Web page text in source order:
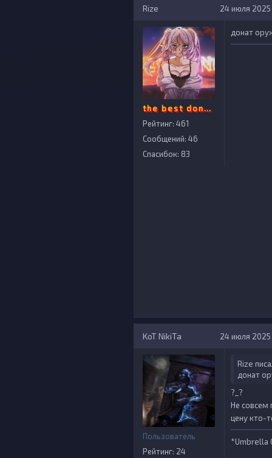
Rize 24 июля 2025
the best donater
Рейтинг: 461
Сообщений: 46
Спасибок: 83
донат
KoT NikiTa 24 июля 2025
Пользователь
Рейтинг: 24
Rize
донат
?_?
Не совсем
цену кто-
*Umbrella